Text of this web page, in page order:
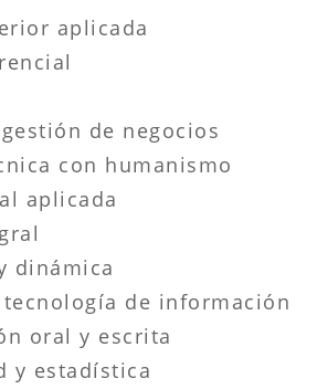
aplicada
de negocios
con humanismo
aplicada
dinámica
de información
oral y escrita
y estadística